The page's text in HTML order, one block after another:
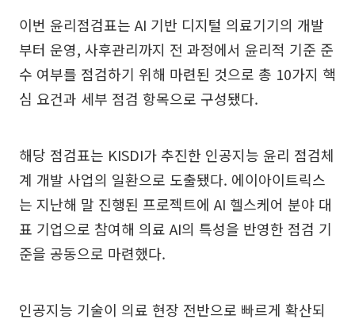
이번 윤리점검표는 AI 기반 디지털 의료기기의 개발
부터 운영, 사후관리까지 전 과정에서 윤리적 기준 준
수 여부를 점검하기 위해 마련된 것으로 총 10가지 핵
심 요건과 세부 점검 항목으로 구성됐다.
해당 점검표는 KISDI가 추진한 인공지능 윤리 점검체
계 개발 사업의 일환으로 도출됐다. 에이아이트릭스
는 지난해 말 진행된 프로젝트에 AI 헬스케어 분야 대
표 기업으로 참여해 의료 AI의 특성을 반영한 점검 기
준을 공동으로 마련했다.
인공지능 기술이 의료 현장 전반으로 빠르게 확산되